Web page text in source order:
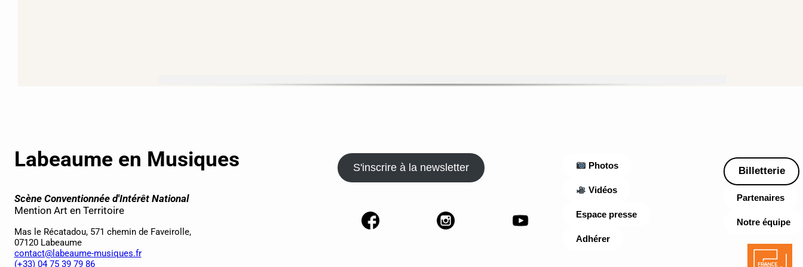
Labeaume en Musiques
Scène Conventionnée d'Intérêt National
Mention Art en Territoire
Mas le Récatadou, 571 chemin de Faveirolle,
07120 Labeaume
contact@labeaume-musiques.fr
(+33) 04 75 39 79 86
S'inscrire à la newsletter Photos
Vidéos
Espace presse
Adhérer
Billetterie
Partenaires
Notre équipe